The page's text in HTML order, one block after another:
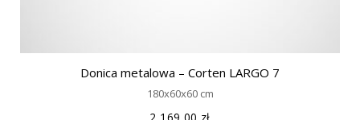
Donica metalowa – Corten LARGO 7
180x60x60 cm